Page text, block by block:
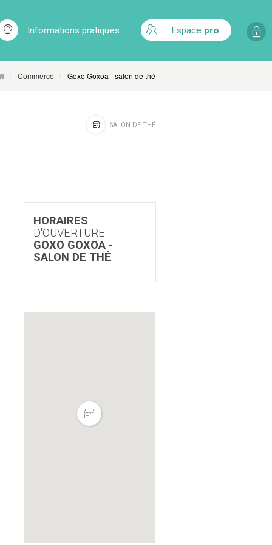
Informations pratiques Espace pro
Commerce Goxo Goxoa - salon de thé
SALON DE THÉ
HORAIRES
D'OUVERTURE
GOXO GOXOA -
SALON DE THÉ